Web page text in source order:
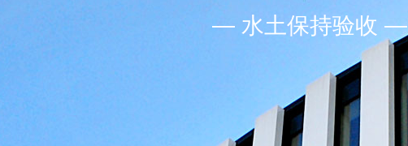
— 水土保持验收 —